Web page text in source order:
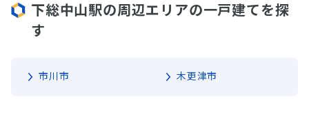
下総中山駅の周辺エリアの一戸建てを探
す
市川市 木更津市